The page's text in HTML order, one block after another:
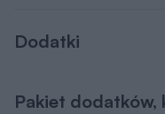
Dodatki
Pakiet dodatków,